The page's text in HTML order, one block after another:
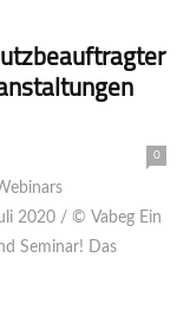
0
/ © Vabeg Ein
Das